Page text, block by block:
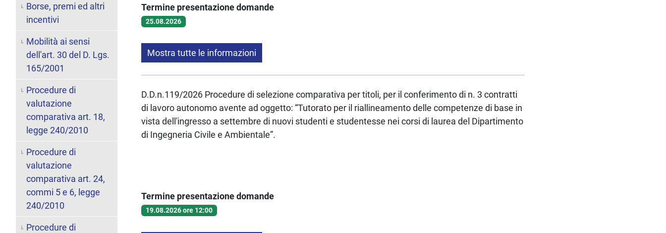
Termine presentazione domande
25.08.2026
Mostra tutte le informazioni
D.D.n.119/2026 Procedure di selezione comparativa per titoli, per il conferimento di n. 3 contratti
di lavoro autonomo avente ad oggetto: “Tutorato per il riallineamento delle competenze di base in
vista dell'ingresso a settembre di nuovi studenti e studentesse nei corsi di laurea del Dipartimento
di Ingegneria Civile e Ambientale”.
Termine presentazione domande
19.08.2026 ore 12:00
Borse, premi ed altri
incentivi
Mobilità ai sensi
dell'art. 30 del D. Lgs.
165/2001
Procedure di
valutazione
comparativa art. 18,
legge 240/2010
Procedure di
valutazione
comparativa art. 24,
commi 5 e 6, legge
240/2010
Procedure di